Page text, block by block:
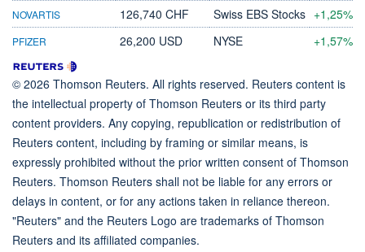
NOVARTIS 126,740 CHF Swiss EBS Stocks +1,25%
PFIZER 26,200 USD NYSE +1,57%
© 2026 Thomson Reuters. All rights reserved. Reuters content is
the intellectual property of Thomson Reuters or its third party
content providers. Any copying, republication or redistribution of
Reuters content, including by framing or similar means, is
expressly prohibited without the prior written consent of Thomson
Reuters. Thomson Reuters shall not be liable for any errors or
delays in content, or for any actions taken in reliance thereon.
"Reuters" and the Reuters Logo are trademarks of Thomson
Reuters and its affiliated companies.